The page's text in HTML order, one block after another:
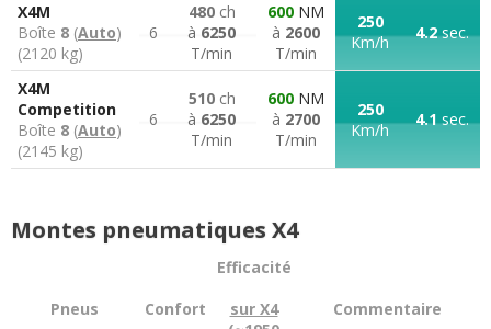
X4M
Boîte 8 (Auto)
(2120 kg)
6
480ch
à 6250
T/min
600 NM
à 2600
T/min
250
Km/h
4.2sec.
X4M
Competition
Boîte 8 (Auto)
(2145 kg)
6
510ch
à 6250
T/min
600 NM
à 2700
T/min
250
Km/h
4.1sec.
Montes pneumatiques X4
Pneus Confort
Efficacité
sur X4
Commentaire